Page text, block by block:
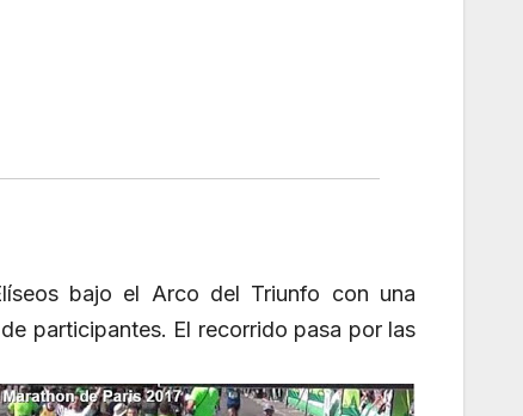
bajo el Arco del Triunfo con una
participantes. El recorrido pasa por las